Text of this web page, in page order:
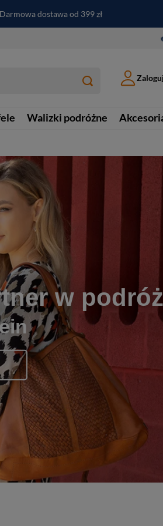
newslettera i odbierz RABAT
Walizki podróżne
w